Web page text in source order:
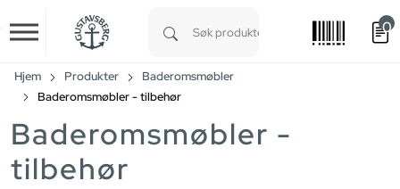
Skip to main content
0
Hjem Produkter
Baderomsmøbler
Baderomsmøbler - tilbehør
Baderomsmøbler -
tilbehør